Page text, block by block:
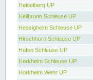
Heidelberg UP
Heilbronn Schleuse UP
Hessigheim Schleuse UP
Hirschhorn Schleuse UP
Hofen Schleuse UP
Horkheim Schleuse UP
Horkheim Wehr UP